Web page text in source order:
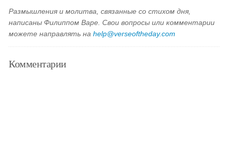
Размышления и молитва, связанные со стихом дня,
написаны Филиппом Варе. Свои вопросы или комментарии
можете направлять наhelp@verseoftheday.com
Комментарии